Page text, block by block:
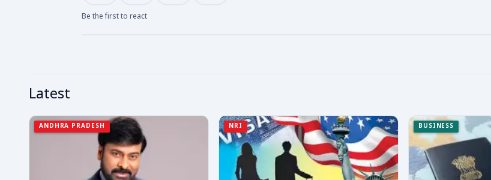
Be the first to react
Latest
ANDHRA PRADESH NRI BUSINESS